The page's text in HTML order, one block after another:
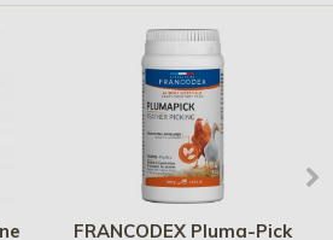
FRANCODEX Pluma-Pick